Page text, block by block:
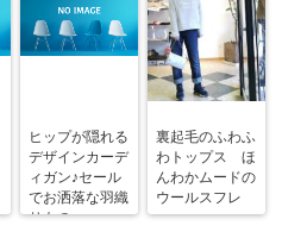
ヒップが隠れる
デザインカーデ
ィガン♪セール
でお洒落な羽織
りもの
裏起毛のふわふ
わトップス ほ
んわかムードの
ウールスフレ